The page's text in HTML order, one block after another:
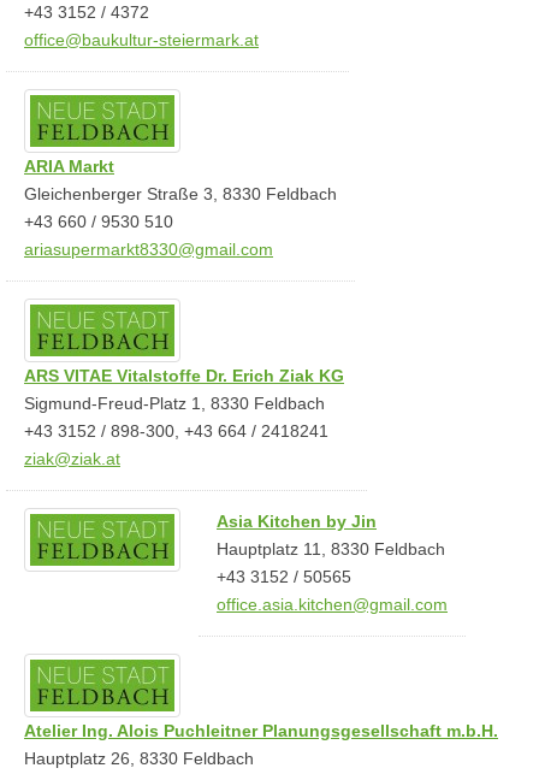
+43 3152 / 4372
office@baukultur-steiermark.at
ARIA Markt
Gleichenberger Straße 3, 8330 Feldbach
+43 660 / 9530 510
ariasupermarkt8330@gmail.com
ARS VITAE Vitalstoffe Dr. Erich Ziak KG
Sigmund-Freud-Platz 1, 8330 Feldbach
+43 3152 / 898-300, +43 664 / 2418241
ziak@ziak.at
Asia Kitchen by Jin
Hauptplatz 11, 8330 Feldbach
+43 3152 / 50565
office.asia.kitchen@gmail.com
Atelier Ing. Alois Puchleitner Planungsgesellschaft m.b.H.
Hauptplatz 26, 8330 Feldbach